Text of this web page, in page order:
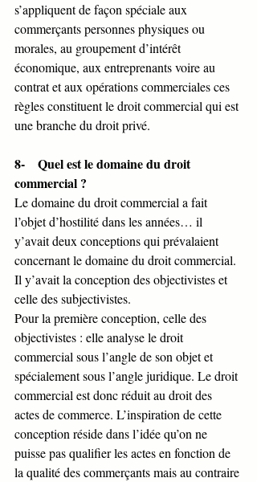
s’appliquent de façon spéciale aux
commerçants personnes physiques ou
morales, au groupement d’intérêt
économique, aux entreprenants voire au
contrat et aux opérations commerciales ces
règles constituent le droit commercial qui est
une branche du droit privé.
8-    Quel est le domaine du droit
commercial ?
Le domaine du droit commercial a fait
l’objet d’hostilité dans les années… il
y’avait deux conceptions qui prévalaient
concernant le domaine du droit commercial.
Il y’avait la conception des objectivistes et
celle des subjectivistes.
Pour la première conception, celle des
objectivistes : elle analyse le droit
commercial sous l’angle de son objet et
spécialement sous l’angle juridique. Le droit
commercial est donc réduit au droit des
actes de commerce. L’inspiration de cette
conception réside dans l’idée qu’on ne
puisse pas qualifier les actes en fonction de
la qualité des commerçants mais au contraire